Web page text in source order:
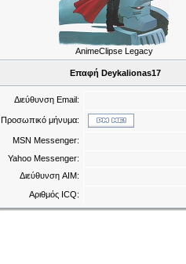
AnimeClipse Legacy
Επαφή Deykalionas17
Διεύθυνση Email:
Προσωπικό μήνυμα:
MSN Messenger:
Yahoo Messenger:
Διεύθυνση AIM:
Αριθμός ICQ: